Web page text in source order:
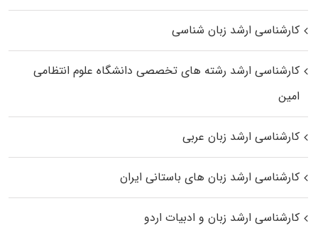
کارشناسی ارشد زبان شناسی
کارشناسی ارشد رﺷﺘﻪ ﻫﺎی تخصصی داﻧﺸﮕﺎه ﻋﻠﻮم انتظامی
اﻣﻴﻦ
کارشناسی ارشد زبان عربی
کارشناسی ارشد زبان‌ های باستانی ایران
کارشناسی ارشد زبان و ادبیات اردو